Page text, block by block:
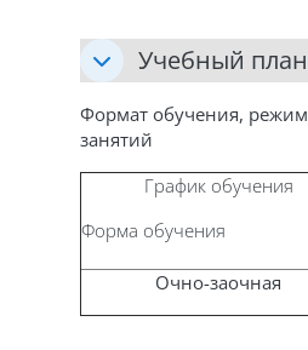
Учебный план
Формат обучения,
занятий
График обучения
Форма обучения
Очно-заочная